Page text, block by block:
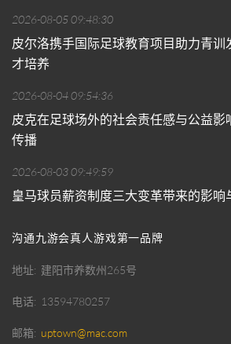
2026-08-05 09:48:30
皮尔洛携手国际足球教育项目助力青训
才培养
2026-08-04 09:54:36
皮克在足球场外的社会责任感与公益影
传播
2026-08-03 09:49:59
皇马球员薪资制度三大变革带来的影响
沟通九游会真人游戏第一品牌
地址 建阳市养数州265号
电话 13594780257
邮箱 uptown@mac.com